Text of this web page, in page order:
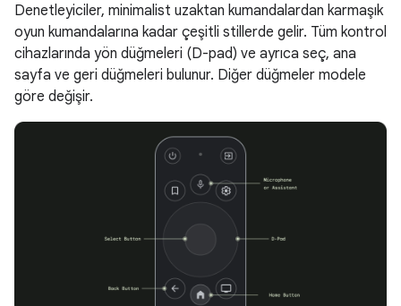
Denetleyiciler, minimalist uzaktan kumandalardan karmaşık
oyun kumandalarına kadar çeşitli stillerde gelir. Tüm kontrol
cihazlarında yön düğmeleri (D-pad) ve ayrıca seç, ana
sayfa ve geri düğmeleri bulunur. Diğer düğmeler modele
göre değişir.